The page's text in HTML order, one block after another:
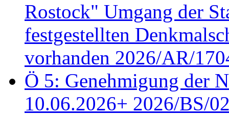
Rostock" Umgang der
festgestellten
vorhanden 2026/AR/
Ö 5: Genehmigung der
10.06.2026+ 2026/BS/